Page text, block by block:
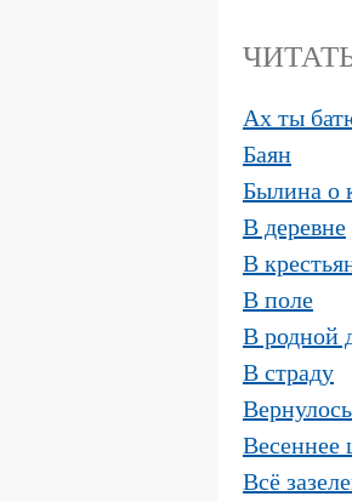
Ах ты
Баян
Былина о
В деревне
В
В поле
В родной
В страду
Весеннее
Всё